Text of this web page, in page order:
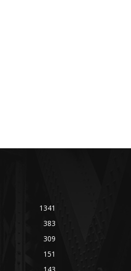
1341
383
309
151